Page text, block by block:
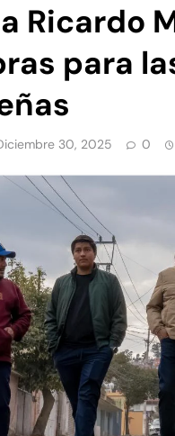
Ricardo
para
30, 2025 0